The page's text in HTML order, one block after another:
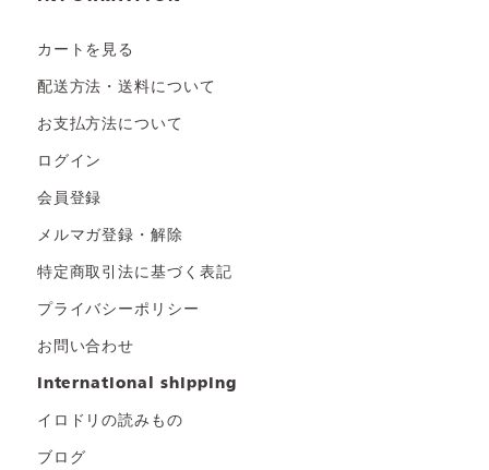
カートを見る
配送方法・送料について
お支払方法について
ログイン
会員登録
メルマガ登録・解除
特定商取引法に基づく表記
プライバシーポリシー
お問い合わせ
international shipping
イロドリの読みもの
ブログ